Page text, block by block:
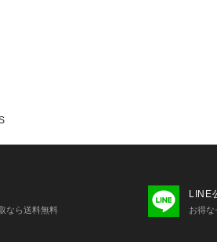
そして豊かな自然の様々な姿や人々の暮
パイアされた商品を開発し、グローバ
輸送時にキズや凹みなどが生じる場合
めご了承ください。
なら送料無料
LINE
お得な